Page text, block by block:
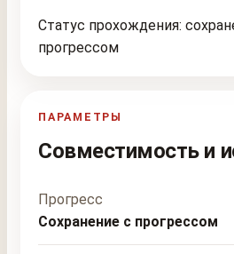
Статус прохождения:
прогрессом
ПАРАМЕТРЫ
Совместимость и
Прогресс
Сохранение с прогрессом